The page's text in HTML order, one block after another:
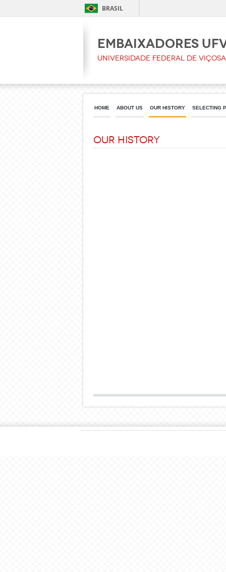
BRASIL
Embaixadores
Universidade Federal de Viçosa
HOME ABOUT US OUR HISTORY SELECTING
Our history